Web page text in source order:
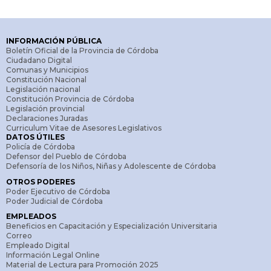
INFORMACIÓN PÚBLICA
Boletín Oficial de la Provincia de Córdoba
Ciudadano Digital
Comunas y Municipios
Constitución Nacional
Legislación nacional
Constitución Provincia de Córdoba
Legislación provincial
Declaraciones Juradas
Curriculum Vitae de Asesores Legislativos
DATOS ÚTILES
Policía de Córdoba
Defensor del Pueblo de Córdoba
Defensoría de los Niños, Niñas y Adolescente de Córdoba
OTROS PODERES
Poder Ejecutivo de Córdoba
Poder Judicial de Córdoba
EMPLEADOS
Beneficios en Capacitación y Especialización Universitaria
Correo
Empleado Digital
Información Legal Online
Material de Lectura para Promoción 2025